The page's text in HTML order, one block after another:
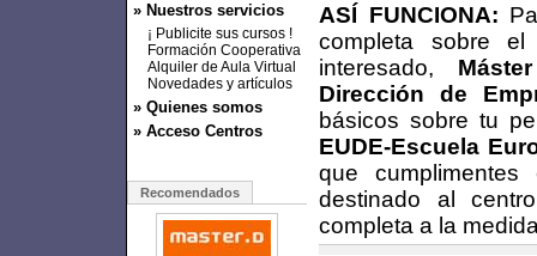
» Nuestros servicios
¡ Publicite sus cursos !
Formación Cooperativa
Alquiler de Aula Virtual
Novedades y artículos
» Quienes somos
» Acceso Centros
Recomendados
ASÍ FUNCIONA:
completa sobre
interesado,
Dirección de
básicos sobre tu
EUDE-Escuela
que
destinado al
completa a la